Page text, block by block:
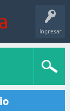
Ingresar